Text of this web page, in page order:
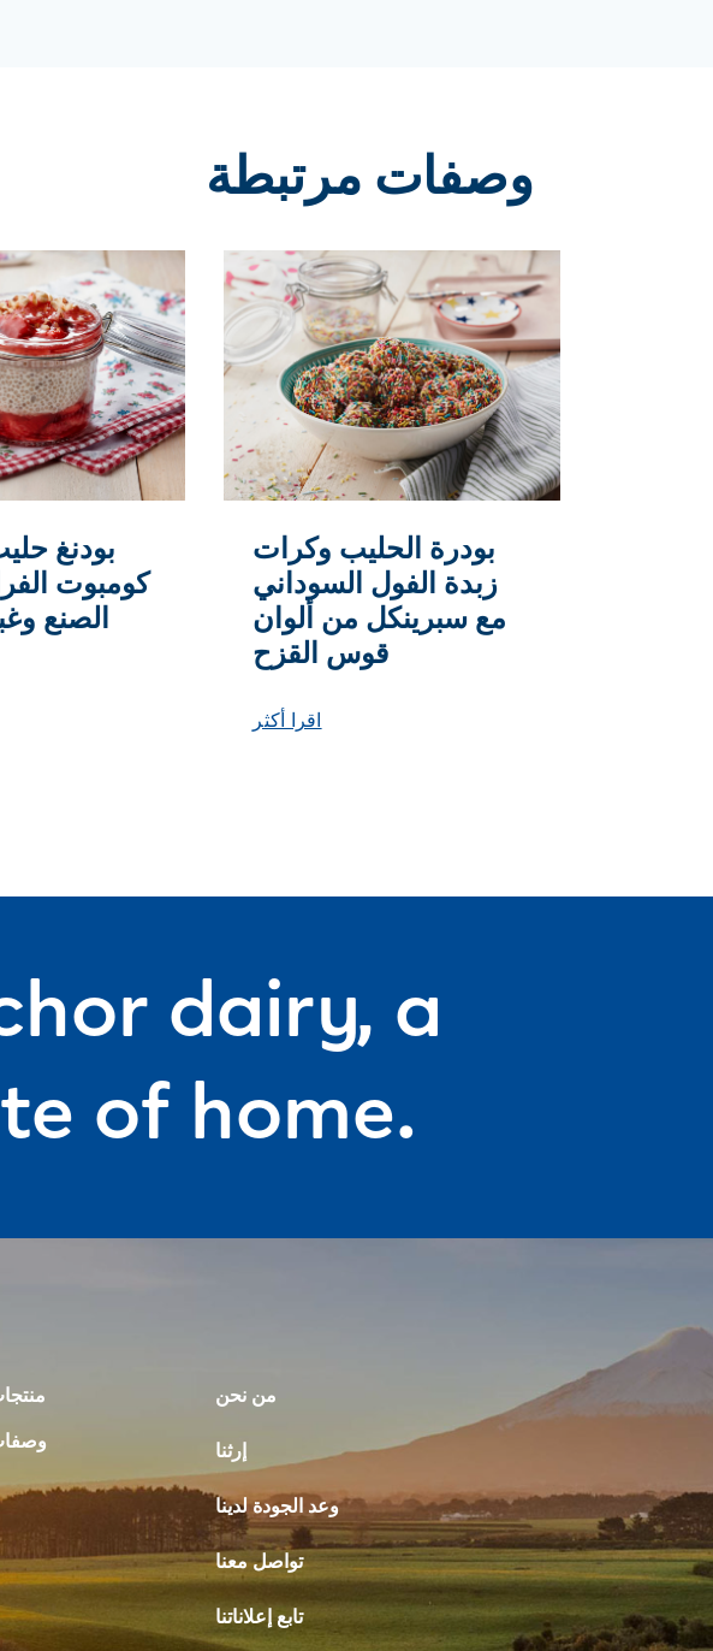
بودنغ
كومبوت
الصنع
بودرة الحليب وكرات
زبدة الفول السوداني
مع سبرينكل من ألوان
قوس القزح
اقرا أكثر
من نحن
إرثنا
وعد الجودة لدينا
تواصل معنا
تابع إعلاناتنا
dairy, a
of home.